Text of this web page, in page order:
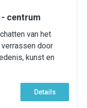
centrum
van het
door
kunst en
Details